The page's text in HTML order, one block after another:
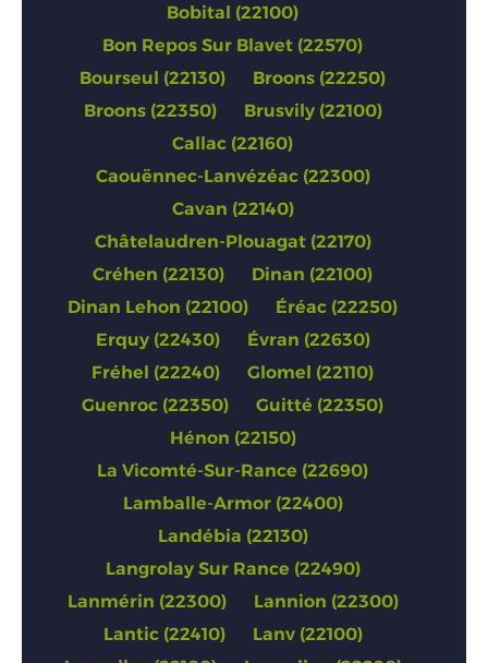
Bobital (22100)
Bon Repos Sur Blavet (22570)
Bourseul (22130)
Broons (22250)
Broons (22350)
Brusvily (22100)
Callac (22160)
Caouënnec-Lanvézéac (22300)
Cavan (22140)
Châtelaudren-Plouagat (22170)
Créhen (22130)
Dinan (22100)
Dinan Lehon (22100)
Éréac (22250)
Erquy (22430)
Évran (22630)
Fréhel (22240)
Glomel (22110)
Guenroc (22350)
Guitté (22350)
Hénon (22150)
La Vicomté-Sur-Rance (22690)
Lamballe-Armor (22400)
Landébia (22130)
Langrolay Sur Rance (22490)
Lanmérin (22300)
Lannion (22300)
Lantic (22410)
Lanv (22100)